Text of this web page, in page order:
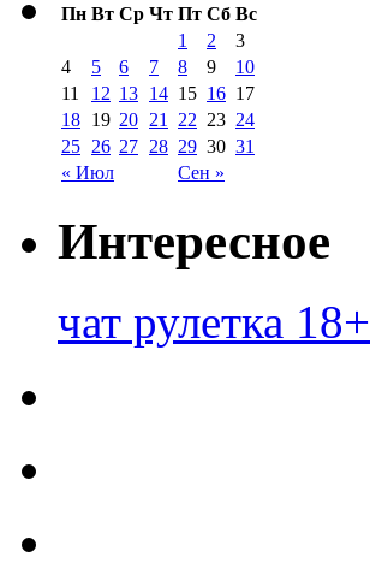
Пн Вт Ср Чт Пт Сб Вс
« Июл Сен »
1 2
3
4
5 6 7 8 9
10
11
12 13 14 15 16 17
18 19 20 21 22 23 24
25 26 27 28 29 30 31
Интересное
чат рулетка 18+